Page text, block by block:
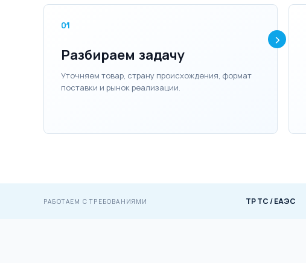
01
Разбираем задачу
Уточняем товар, страну происхождения, формат
поставки и рынок реализации.
РАБОТАЕМ С ТРЕБОВАНИЯМИ ТР ТС / ЕАЭС